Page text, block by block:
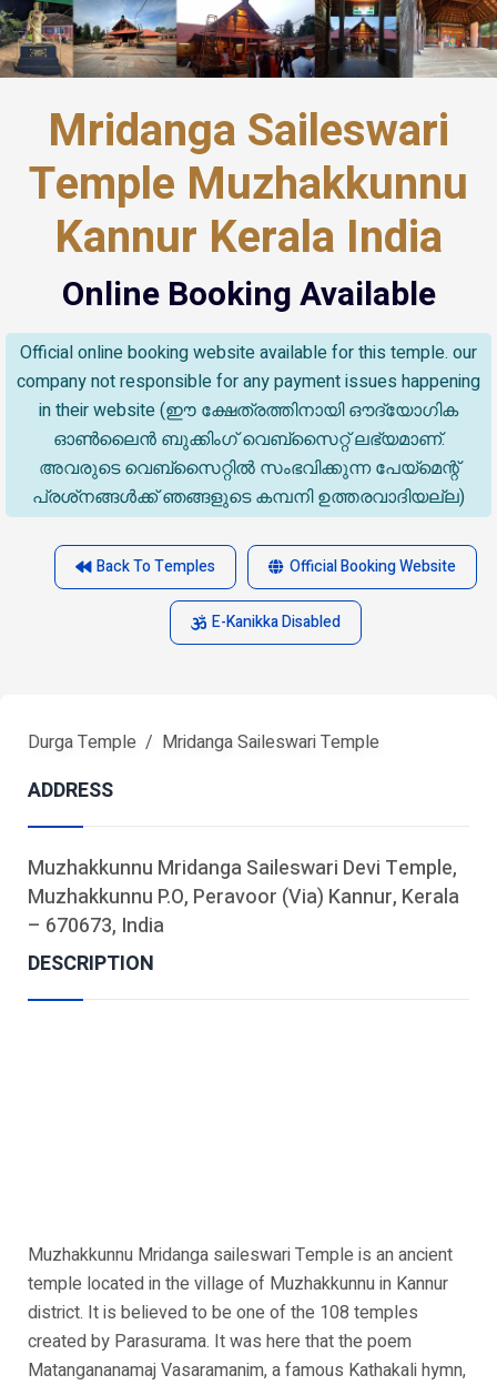
Mridanga Saileswari
Temple Muzhakkunnu
Kannur Kerala India
Online Booking Available
Official online booking website available for this temple. our
company not responsible for any payment issues happening
in their website (ഈ ക്ഷേത്രത്തിനായി ഔദ്യോഗിക
ഓൺലൈൻ ബുക്കിംഗ് വെബ്സൈറ്റ് ലഭ്യമാണ്.
അവരുടെ വെബ്‌സൈറ്റിൽ സംഭവിക്കുന്ന പേയ്‌മെന്റ്
പ്രശ്‌നങ്ങൾക്ക് ഞങ്ങളുടെ കമ്പനി ഉത്തരവാദിയല്ല)
Back To Temples Official Booking Website
E-Kanikka Disabled
Durga Temple Mridanga Saileswari Temple
ADDRESS
Muzhakkunnu Mridanga Saileswari Devi Temple,
Muzhakkunnu P.O, Peravoor (via) Kannur, Kerala
– 670673, India
DESCRIPTION
Muzhakkunnu Mridanga saileswari Temple is an ancient
temple located in the village of Muzhakkunnu in Kannur
district. It is believed to be one of the 108 temples
created by Parasurama. It was here that the poem
Matangananamaj Vasaramanim, a famous Kathakali hymn,